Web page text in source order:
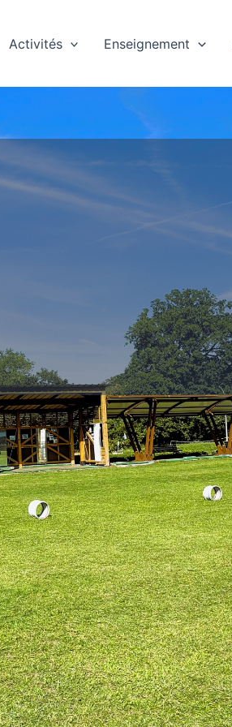
Activités Enseignement